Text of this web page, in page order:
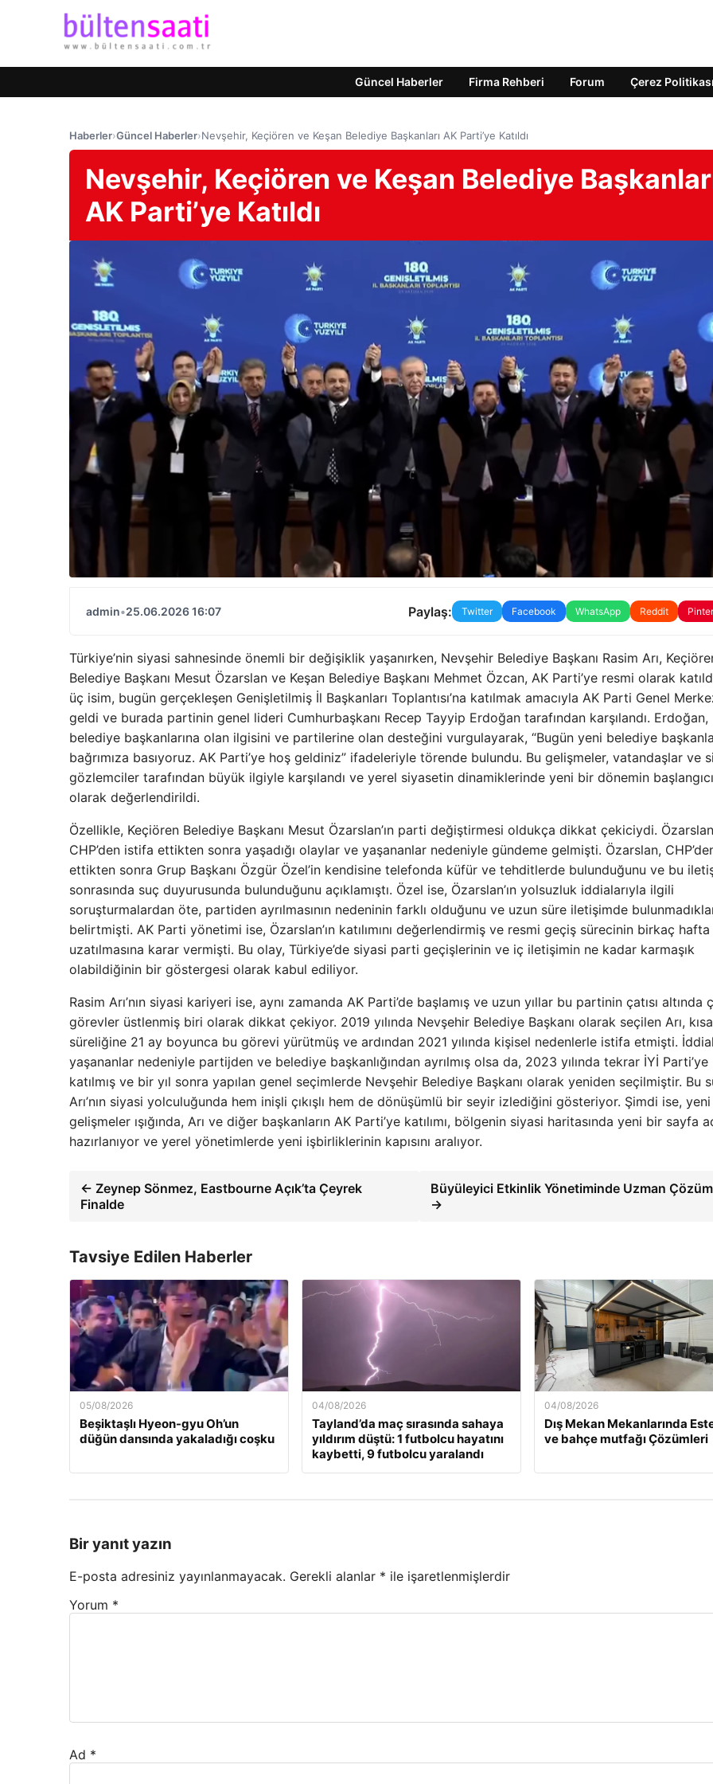
Güncel Haberler Firma Rehberi Forum Çerez Politikası
Haberler›Güncel Haberler›Nevşehir, Keçiören ve Keşan Belediye Başkanları AK Parti’ye Katıldı
Nevşehir, Keçiören ve Keşan Belediye
AK Parti’ye Katıldı
admin•25.06.2026 16:07 Paylaş: Twitter Facebook WhatsApp Reddit
Türkiye’nin siyasi sahnesinde önemli bir değişiklik yaşanırken, Nevşehir Belediye Başkanı Rasim Arı,
Belediye Başkanı Mesut Özarslan ve Keşan Belediye Başkanı Mehmet Özcan, AK Parti’ye resmi olarak
üç isim, bugün gerçekleşen Genişletilmiş İl Başkanları Toplantısı’na katılmak amacıyla AK Parti Genel
geldi ve burada partinin genel lideri Cumhurbaşkanı Recep Tayyip Erdoğan tarafından karşılandı. Erdoğan,
belediye başkanlarına olan ilgisini ve partilerine olan desteğini vurgulayarak, “Bugün yeni belediye
bağrımıza basıyoruz. AK Parti’ye hoş geldiniz” ifadeleriyle törende bulundu. Bu gelişmeler, vatandaşlar ve
gözlemciler tarafından büyük ilgiyle karşılandı ve yerel siyasetin dinamiklerinde yeni bir dönemin başlangıcı
olarak değerlendirildi.
Özellikle, Keçiören Belediye Başkanı Mesut Özarslan’ın parti değiştirmesi oldukça dikkat çekiciydi.
CHP’den istifa ettikten sonra yaşadığı olaylar ve yaşananlar nedeniyle gündeme gelmişti. Özarslan,
ettikten sonra Grup Başkanı Özgür Özel’in kendisine telefonda küfür ve tehditlerde bulunduğunu ve bu
sonrasında suç duyurusunda bulunduğunu açıklamıştı. Özel ise, Özarslan’ın yolsuzluk iddialarıyla ilgili
soruşturmalardan öte, partiden ayrılmasının nedeninin farklı olduğunu ve uzun süre iletişimde
belirtmişti. AK Parti yönetimi ise, Özarslan’ın katılımını değerlendirmiş ve resmi geçiş sürecinin birkaç hafta
uzatılmasına karar vermişti. Bu olay, Türkiye’de siyasi parti geçişlerinin ve iç iletişimin ne kadar karmaşık
olabildiğinin bir göstergesi olarak kabul ediliyor.
Rasim Arı’nın siyasi kariyeri ise, aynı zamanda AK Parti’de başlamış ve uzun yıllar bu partinin çatısı altında
görevler üstlenmiş biri olarak dikkat çekiyor. 2019 yılında Nevşehir Belediye Başkanı olarak seçilen Arı, kısa
süreliğine 21 ay boyunca bu görevi yürütmüş ve ardından 2021 yılında kişisel nedenlerle istifa etmişti.
yaşananlar nedeniyle partijden ve belediye başkanlığından ayrılmış olsa da, 2023 yılında tekrar İYİ Parti’ye
katılmış ve bir yıl sonra yapılan genel seçimlerde Nevşehir Belediye Başkanı olarak yeniden seçilmiştir. Bu
Arı’nın siyasi yolculuğunda hem inişli çıkışlı hem de dönüşümlü bir seyir izlediğini gösteriyor. Şimdi ise,
gelişmeler ışığında, Arı ve diğer başkanların AK Parti’ye katılımı, bölgenin siyasi haritasında yeni bir sayfa
hazırlanıyor ve yerel yönetimlerde yeni işbirliklerinin kapısını aralıyor.
← Zeynep Sönmez, Eastbourne Açık’ta Çeyrek
Finalde
Büyüleyici Etkinlik Yönetiminde Uzman
→
Tavsiye Edilen Haberler
05/08/2026
Beşiktaşlı Hyeon-gyu Oh’un
düğün dansında yakaladığı coşku
04/08/2026
Tayland’da maç sırasında sahaya
yıldırım düştü: 1 futbolcu hayatını
kaybetti, 9 futbolcu yaralandı
04/08/2026
Dış Mekan Mekanlarında
ve bahçe mutfağı Çözümleri
Bir yanıt yazın
E-posta adresiniz yayınlanmayacak. Gerekli alanlar * ile işaretlenmişlerdir
Yorum *
Ad *